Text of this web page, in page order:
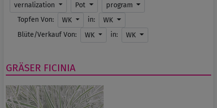
vernalization
Pot
program
Topfen Von:
WK in:
WK
Blüte/Verkauf Von:
WK in: WK
GRÄSER FICINIA